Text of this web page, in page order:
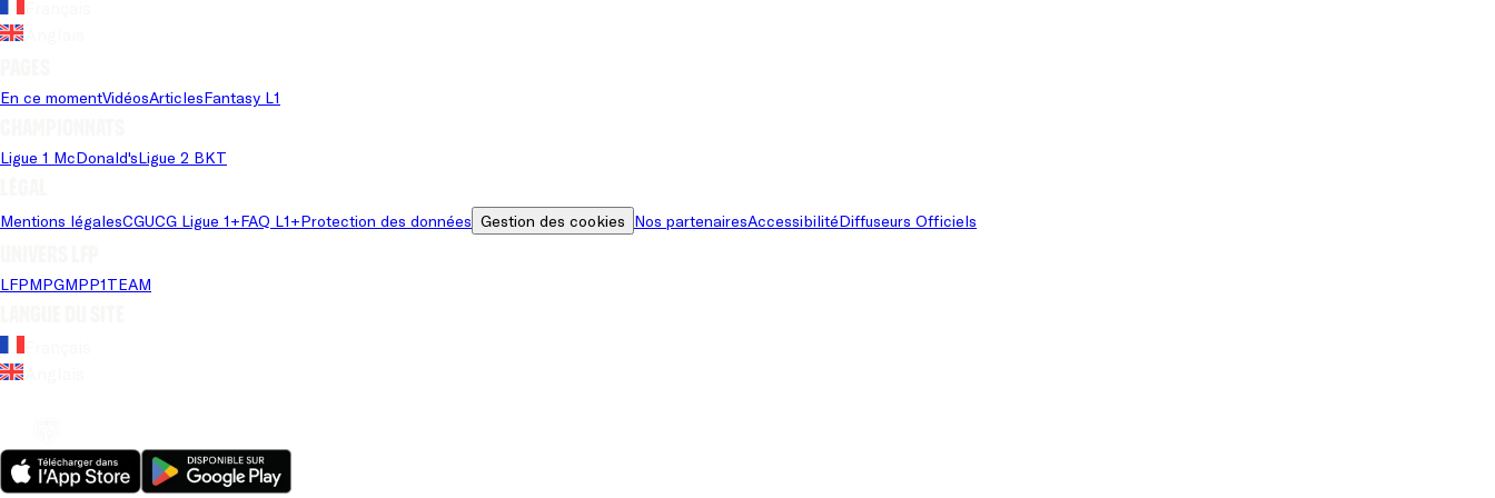
En ce momentVidéosArticlesFantasy L1
Ligue 1 McDonald'sLigue 2 BKT
Mentions légalesCGUCG Ligue 1+FAQ L1+Protection des données Gestion des cookies Nos partenairesAccessibilitéDiffuseurs Officiels
LFPMPGMPP1TEAM